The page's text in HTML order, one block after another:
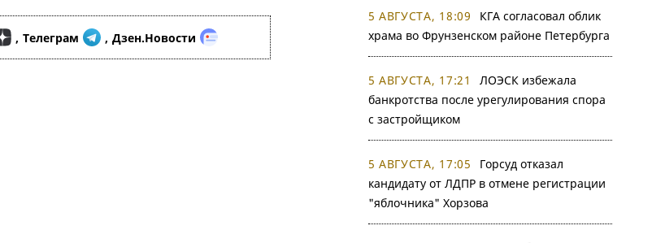
, Телеграм , Дзен.Новости
5 АВГУСТА, 18:09
КГА согласовал облик
храма во Фрунзенском районе Петербурга
5 АВГУСТА, 17:21
ЛОЭСК избежала
банкротства после урегулирования спора
с застройщиком
5 АВГУСТА, 17:05
Горсуд отказал
кандидату от ЛДПР в отмене регистрации
"яблочника" Хорзова